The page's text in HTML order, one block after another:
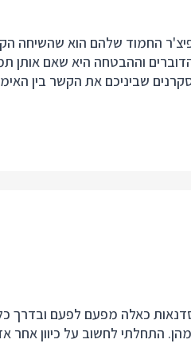
החמוד שלהם הוא שהשיחה
השיחה מוצגים 4 אימוג'י לשני הדוברים וההבטחה היא
שביניכם את הקשר בין
כאלה מפעם לפעם ובדרך
התחלתי לחשוב על כיוון אחר